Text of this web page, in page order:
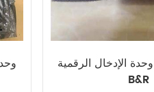
وحدة الإدخال الرقمية X20DO6322
B&R